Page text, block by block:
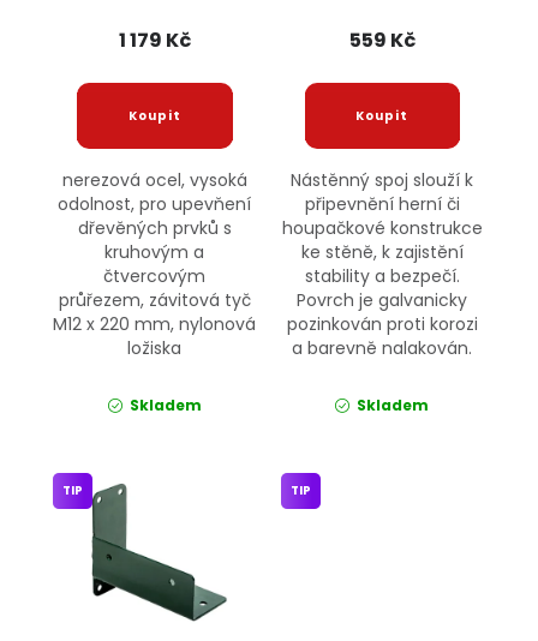
1 179 Kč
nerezová ocel, vysoká
odolnost, pro upevňení
dřevěných prvků s
kruhovým a
čtvercovým
průřezem, závitová tyč
M12 x 220 mm, nylonová
ložiska
Skladem
559 Kč
Nástěnný spoj slouží k
připevnění herní či
houpačkové konstrukce
ke stěně, k zajistění
stability a bezpečí.
Povrch je galvanicky
pozinkován proti korozi
a barevně nalakován.
Skladem
TIP TIP